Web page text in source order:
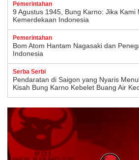
Pemerintahan
9 Agustus 1945, Bung Karno: Jika Kami
Kemerdekaan Indonesia
Pemerintahan
Bom Atom Hantam Nagasaki dan
Indonesia
Serba Serbi
Pendaratan di Saigon yang Nyaris
Kisah Bung Karno Kebelet Buang Air